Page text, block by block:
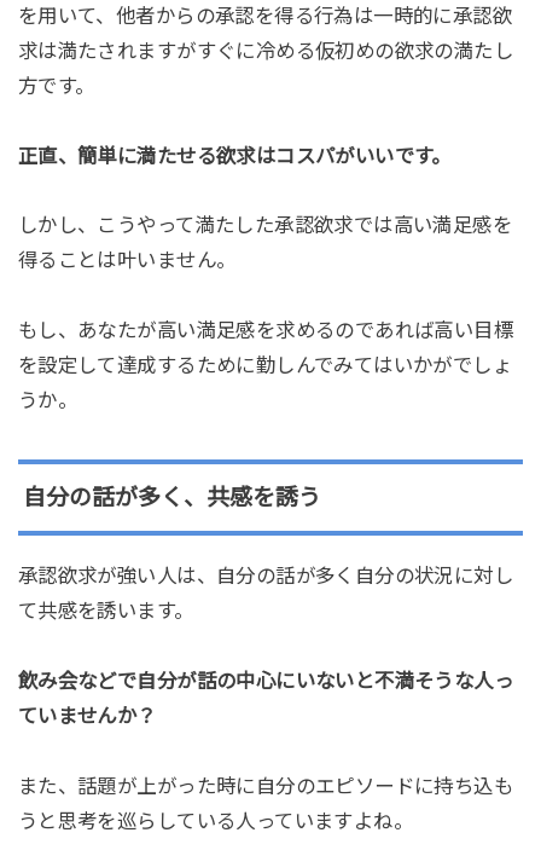
を用いて、他者からの承認を得る行為は一時的に承認欲
求は満たされますがすぐに冷める仮初めの欲求の満たし
方です。
正直、簡単に満たせる欲求はコスパがいいです。
しかし、こうやって満たした承認欲求では高い満足感を
得ることは叶いません。
もし、あなたが高い満足感を求めるのであれば高い目標
を設定して達成するために勤しんでみてはいかがでしょ
うか。
自分の話が多く、共感を誘う
承認欲求が強い人は、自分の話が多く自分の状況に対し
て共感を誘います。
飲み会などで自分が話の中心にいないと不満そうな人っ
ていませんか？
また、話題が上がった時に自分のエピソードに持ち込も
うと思考を巡らしている人っていますよね。